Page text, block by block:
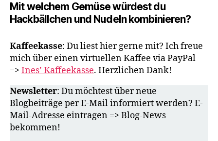
Mit welchem Gemüse würdest du
Hackbällchen und Nudeln kombinieren?
Kaffeekasse: Du liest hier gerne mit? Ich freue
mich über einen virtuellen Kaffee via PayPal
=> Ines’ Kaffeekasse. Herzlichen Dank!
Newsletter: Du möchtest über neue
Blogbeiträge per E-Mail informiert werden? E-
Mail-Adresse eintragen => Blog-News
bekommen!